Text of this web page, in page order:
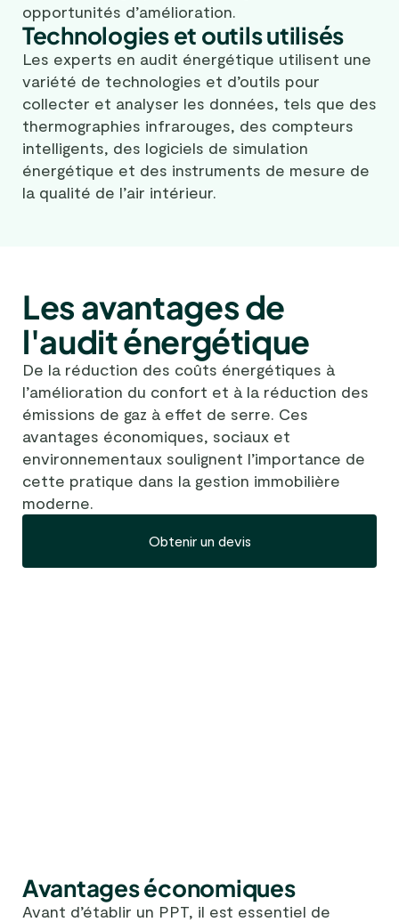
opportunités d’amélioration.
Technologies et outils utilisés
Les experts en audit énergétique utilisent une
variété de technologies et d’outils pour
collecter et analyser les données, tels que des
thermographies infrarouges, des compteurs
intelligents, des logiciels de simulation
énergétique et des instruments de mesure de
la qualité de l’air intérieur.
Les avantages de
l'audit énergétique
De la réduction des coûts énergétiques à
l’amélioration du confort et à la réduction des
émissions de gaz à effet de serre. Ces
avantages économiques, sociaux et
environnementaux soulignent l’importance de
cette pratique dans la gestion immobilière
moderne.
Obtenir un devis
Avantages économiques
Avant d’établir un PPT, il est essentiel de